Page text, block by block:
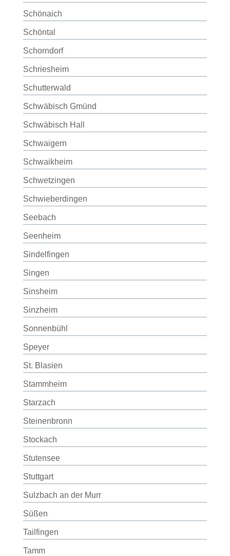
Schönaich
Schöntal
Schorndorf
Schriesheim
Schutterwald
Schwäbisch Gmünd
Schwäbisch Hall
Schwaigern
Schwaikheim
Schwetzingen
Schwieberdingen
Seebach
Seenheim
Sindelfingen
Singen
Sinsheim
Sinzheim
Sonnenbühl
Speyer
St. Blasien
Stammheim
Starzach
Steinenbronn
Stockach
Stutensee
Stuttgart
Sulzbach an der Murr
Süßen
Tailfingen
Tamm